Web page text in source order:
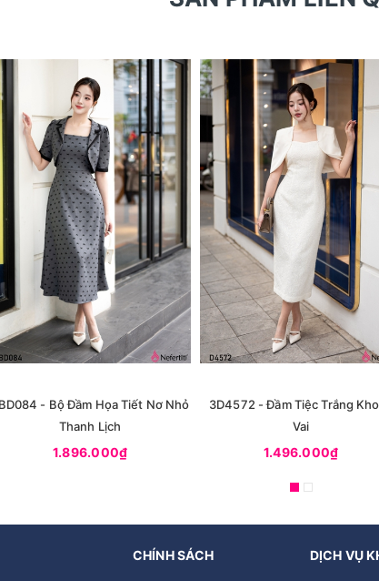
- Bộ Đầm Họa Tiết Nơ Nhỏ
Thanh Lịch
1.896.000₫
3D4572 - Đầm Tiệc Trắng
Vai
1.496.000₫
CHÍNH SÁCH DỊCH VỤ